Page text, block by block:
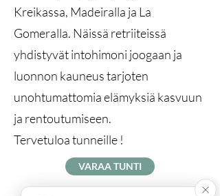
Kreikassa, Madeiralla ja La
Gomeralla. Näissä retriiteissä
yhdistyvät intohimoni joogaan ja
luonnon kauneus tarjoten
unohtumattomia elämyksiä kasvuun
ja rentoutumiseen.
Tervetuloa tunneille !
VARAA TUNTI